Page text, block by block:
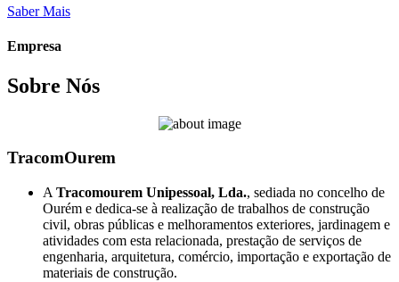
Saber Mais
Empresa
Sobre Nós
TracomOurem
A Tracomourem Unipessoal, Lda., sediada no concelho de
Ourém e dedica-se à realização de trabalhos de construção
civil, obras públicas e melhoramentos exteriores, jardinagem e
atividades com esta relacionada, prestação de serviços de
engenharia, arquitetura, comércio, importação e exportação de
materiais de construção.